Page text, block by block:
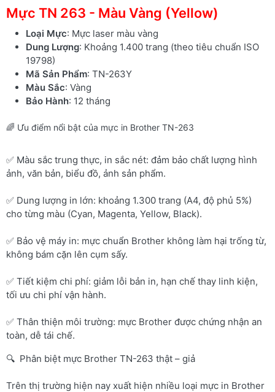
Mực TN 263 - Màu Vàng (Yellow)
Loại Mực: Mực laser màu vàng
Dung Lượng: Khoảng 1.400 trang (theo tiêu chuẩn ISO
19798)
Mã Sản Phẩm: TN-263Y
Màu Sắc: Vàng
Bảo Hành: 12 tháng
🌈 Ưu điểm nổi bật của mực in Brother TN-263
✅ Màu sắc trung thực, in sắc nét: đảm bảo chất lượng hình
ảnh, văn bản, biểu đồ, ảnh sản phẩm.
✅ Dung lượng in lớn: khoảng 1.300 trang (A4, độ phủ 5%)
cho từng màu (Cyan, Magenta, Yellow, Black).
✅ Bảo vệ máy in: mực chuẩn Brother không làm hại trống từ,
không bám cặn lên cụm sấy.
✅ Tiết kiệm chi phí: giảm lỗi bản in, hạn chế thay linh kiện,
tối ưu chi phí vận hành.
✅ Thân thiện môi trường: mực Brother được chứng nhận an
toàn, dễ tái chế.
🔍 Phân biệt mực Brother TN-263 thật – giả
Trên thị trường hiện nay xuất hiện nhiều loại mực in Brother